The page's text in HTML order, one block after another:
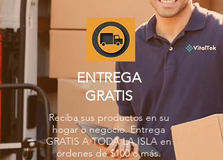
ENTREGA
GRATIS
Reciba sus productos en su
hogar o negocio. Entrega
GRATIS A TODA LA ISLA en
órdenes de $100 o más.